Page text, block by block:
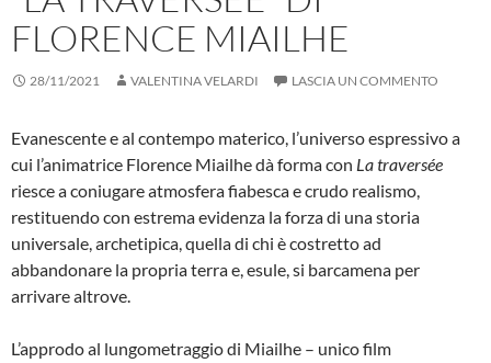
FLORENCE MIAILHE
28/11/2021 VALENTINA VELARDI LASCIA UN COMMENTO
Evanescente e al contempo materico, l’universo espressivo a
cui l’animatrice Florence Miailhe dà forma con La traversée
riesce a coniugare atmosfera fiabesca e crudo realismo,
restituendo con estrema evidenza la forza di una storia
universale, archetipica, quella di chi è costretto ad
abbandonare la propria terra e, esule, si barcamena per
arrivare altrove.
L’approdo al lungometraggio di Miailhe – unico film